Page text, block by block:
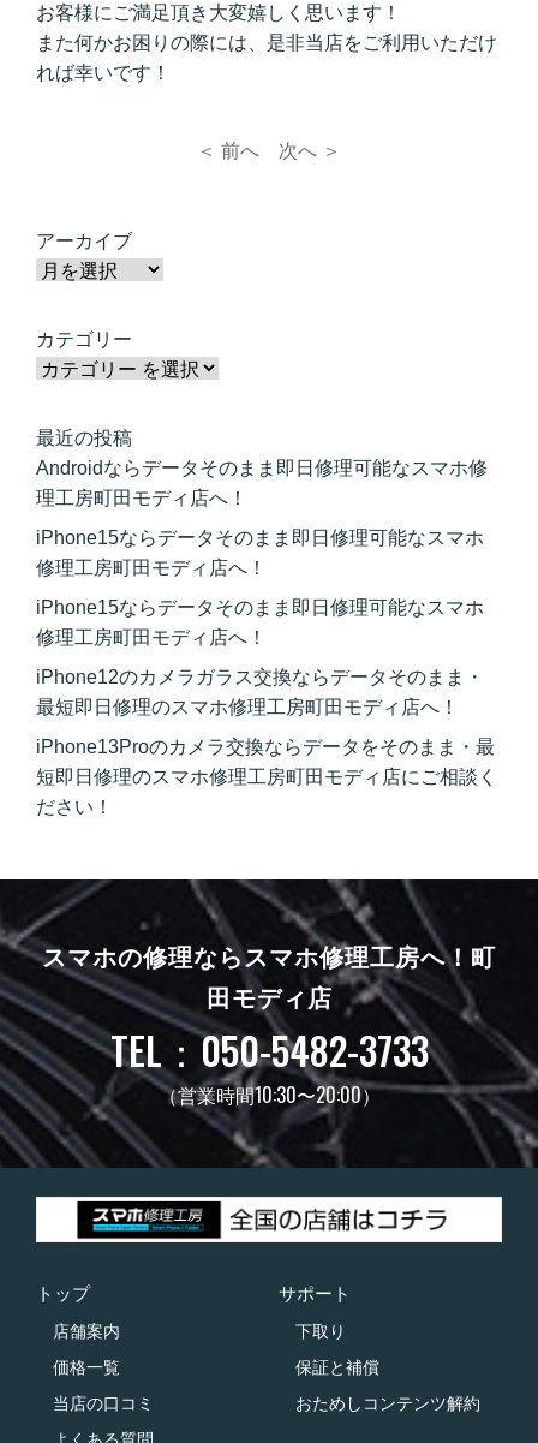
お客様にご満足頂き大変嬉しく思います！
また何かお困りの際には、是非当店をご利用いただけ
れば幸いです！
＜ 前へ 次へ ＞
アーカイブ
カテゴリー
最近の投稿
Androidならデータそのまま即日修理可能なスマホ修
理工房町田モディ店へ！
iPhone15ならデータそのまま即日修理可能なスマホ
修理工房町田モディ店へ！
iPhone15ならデータそのまま即日修理可能なスマホ
修理工房町田モディ店へ！
iPhone12のカメラガラス交換ならデータそのまま・
最短即日修理のスマホ修理工房町田モディ店へ！
iPhone13Proのカメラ交換ならデータをそのまま・最
短即日修理のスマホ修理工房町田モディ店にご相談く
ださい！
スマホの修理ならスマホ修理工房へ！ 町
田モディ店
TEL：050-5482-3733
（営業時間10:30〜20:00）
トップ
店舗案内
価格一覧
当店の口コミ
サポート
下取り
保証と補償
おためしコンテンツ解約